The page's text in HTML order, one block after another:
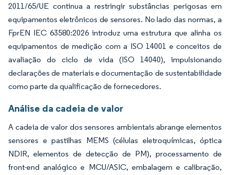
2011/65/UE continua a restringir substâncias perigosas em
equipamentos eletrônicos de sensores. No lado das normas, a
FprEN IEC 63580:2026 introduz uma estrutura que alinha os
equipamentos de medição com a ISO 14001 e conceitos de
avaliação do ciclo de vida (ISO 14040), impulsionando
declarações de materiais e documentação de sustentabilidade
como parte da qualificação de fornecedores.
Análise da cadeia de valor
A cadeia de valor dos sensores ambientais abrange elementos
sensores e pastilhas MEMS (células eletroquímicas, óptica
NDIR, elementos de detecção de PM), processamento de
front-end analógico e MCU/ASIC, embalagem e calibração,